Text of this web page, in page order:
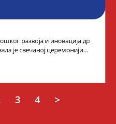
развоја и иновација др
је свечаној церемонији
3 4 >